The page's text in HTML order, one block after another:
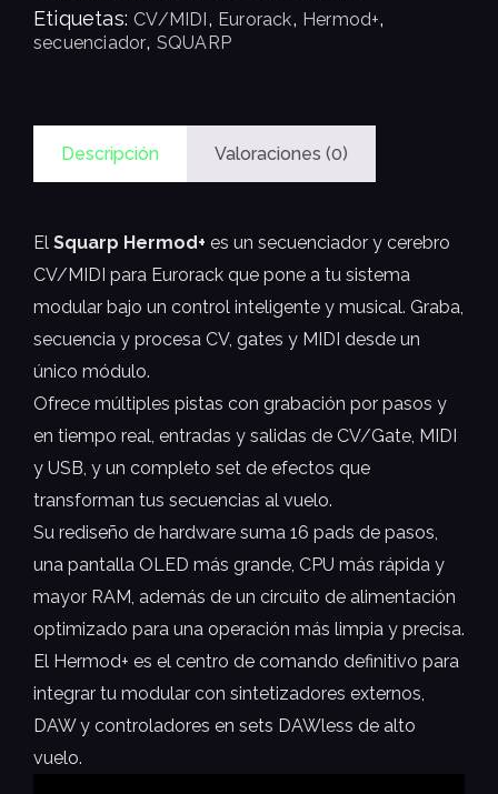
Etiquetas: CV/MIDI , Eurorack, Hermod+,
secuenciador, SQUARP
Descripción Valoraciones (0)
El Squarp Hermod+ es un secuenciador y cerebro
CV/MIDI para Eurorack que pone a tu sistema
modular bajo un control inteligente y musical. Graba,
secuencia y procesa CV, gates y MIDI desde un
único módulo.
Ofrece múltiples pistas con grabación por pasos y
en tiempo real, entradas y salidas de CV/Gate, MIDI
y USB, y un completo set de efectos que
transforman tus secuencias al vuelo.
Su rediseño de hardware suma 16 pads de pasos,
una pantalla OLED más grande, CPU más rápida y
mayor RAM, además de un circuito de alimentación
optimizado para una operación más limpia y precisa.
El Hermod+ es el centro de comando definitivo para
integrar tu modular con sintetizadores externos,
DAW y controladores en sets DAWless de alto
vuelo.